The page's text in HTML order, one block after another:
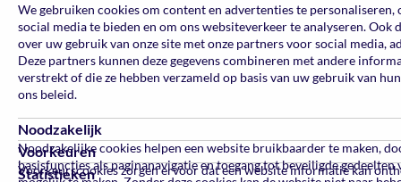
We gebruiken cookies om content en advertenties te
social media te bieden en om ons websiteverkeer te analyseren. Ook
over uw gebruik van onze site met onze partners voor social media,
Deze partners kunnen deze gegevens combineren met andere
verstrekt of die ze hebben verzameld op basis van uw gebruik van
ons beleid.
Noodzakelijk
Noodzakelijke cookies helpen een website bruikbaarder te maken,
basisfuncties als paginanavigatie en toegang tot beveiligde gedeelten
Voorkeuren
Voorkeurscookies zorgen ervoor dat een website informatie kan
Statistieken